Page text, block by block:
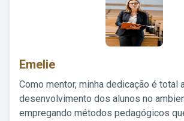
Emelie
Como mentor, minha dedicação é total
desenvolvimento dos alunos no
empregando métodos pedagógicos